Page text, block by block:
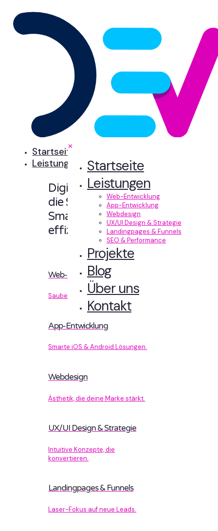
✕
Startseite
Leistungen
Web-Entwicklung
App-Entwicklung
Webdesign
UX/UI Design & Strategie
Landingpages & Funnels
SEO & Performance
Projekte
Blog
Über uns
Kontakt
Startseite
Leistungen
Digitale Erlebnisse,
die Sinn machen.
Smart designt und
effizient entwickelt.
Web-Entwicklung
Sauberer Code, der performt.
App-Entwicklung
Smarte iOS & Android Lösungen.
Webdesign
Ästhetik, die deine Marke stärkt.
UX/UI Design & Strategie
Intuitive Konzepte, die
konvertieren.
Landingpages & Funnels
Laser-Fokus auf neue Leads.